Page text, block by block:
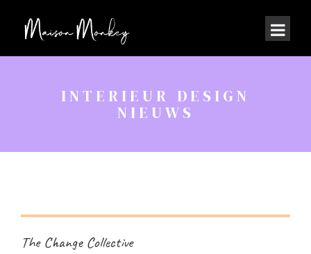
INTERIEUR DESIGN
NIEUWS
The Change Collective